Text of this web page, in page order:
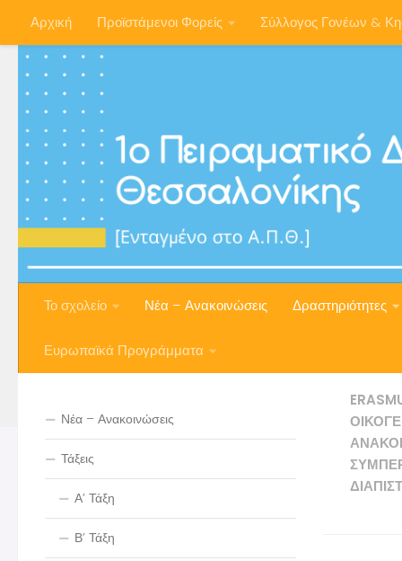
Skip to content
Αρχική Προϊστάμενοι Φορείς Σύλλογος Γονέων &
Το σχολείο Νέα – Ανακοινώσεις Δραστηριότητες
Ευρωπαϊκά Προγράμματα
Νέα – Ανακοινώσεις
Τάξεις
Α’ Τάξη
Β’ Τάξη